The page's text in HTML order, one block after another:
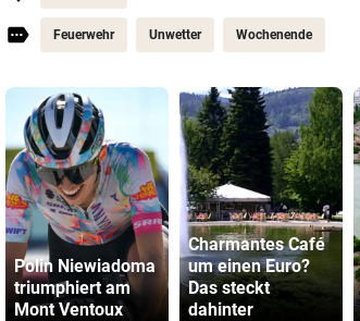
Feuerwehr Unwetter Wochenende
Polin Niewiadoma
triumphiert am
Mont Ventoux
Charmantes Café
um einen Euro?
Das steckt
dahinter